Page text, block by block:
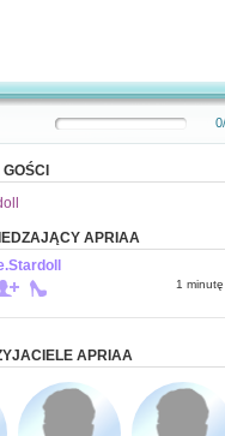
APRIAA
1
APRIAA